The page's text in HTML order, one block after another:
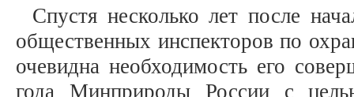
Спустя несколько лет после
общественных инспекторов по
очевидна необходимость его
года Минприроды России с